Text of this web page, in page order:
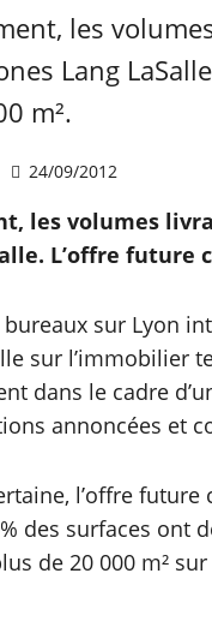
les
Lang
m².
24/09/2012
les volumes
L’offre
sur Lyon
sur l’immobilier
dans le cadre
annoncées et
l’offre
des surfaces ont
de 20 000 m²